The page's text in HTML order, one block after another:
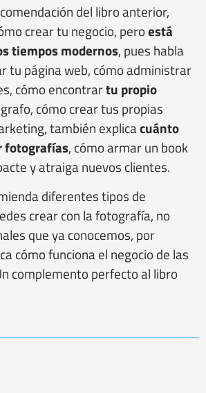
del libro anterior,
crear tu negocio, peroestá
tiempos modernos, pues habla
tu página web, cómo administrar
cómo encontrartu propio
cómo crear tus propias
también explicacuánto
fotografías, cómo armar un book
y atraiga nuevos clientes.
diferentes tipos de
crear con la fotografía, no
que ya conocemos, por
cómo funciona el negocio de las
complemento perfecto al libro